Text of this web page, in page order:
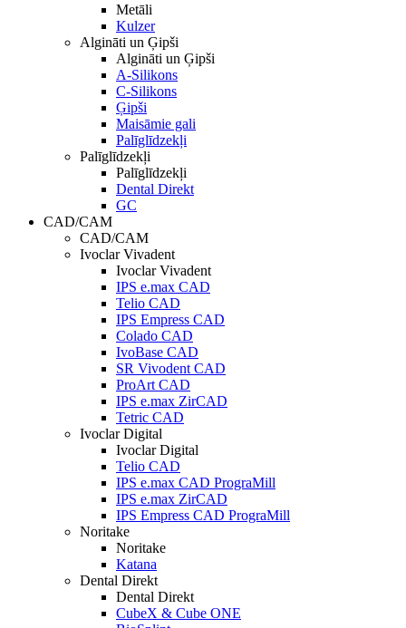
Metāli
Kulzer
Algināti un Ģipši
Algināti un Ģipši
A-Silikons
C-Silikons
Ģipši
Maisāmie gali
Palīglīdzekļi
Palīglīdzekļi
Palīglīdzekļi
Dental Direkt
GC
CAD/CAM
CAD/CAM
Ivoclar Vivadent
Ivoclar Vivadent
IPS e.max CAD
Telio CAD
IPS Empress CAD
Colado CAD
IvoBase CAD
SR Vivodent CAD
ProArt CAD
IPS e.max ZirCAD
Tetric CAD
Ivoclar Digital
Ivoclar Digital
Telio CAD
IPS e.max CAD PrograMill
IPS e.max ZirCAD
IPS Empress CAD PrograMill
Noritake
Noritake
Katana
Dental Direkt
Dental Direkt
CubeX & Cube ONE